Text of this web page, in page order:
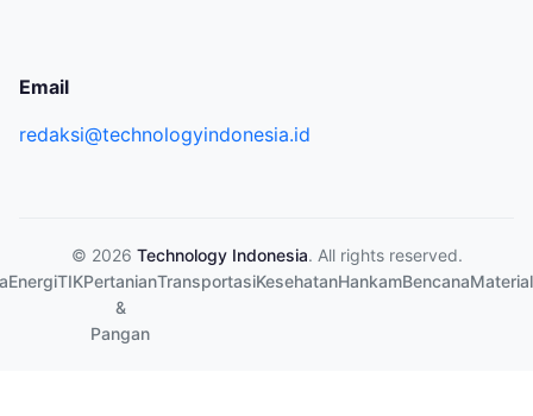
Email
redaksi@technologyindonesia.id
© 2026 Technology Indonesia. All rights reserved.
EnergiTIKPertanian
&
Pangan
TransportasiKesehatanHankamBencanaMaterial